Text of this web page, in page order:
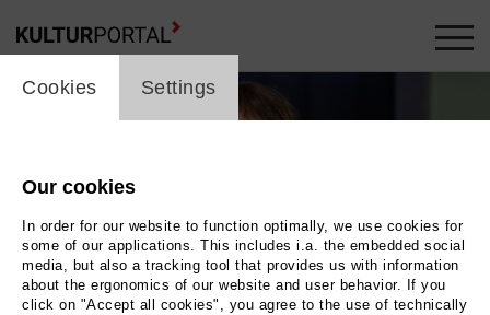
cookie_layer
Cookies Settings
Our cookies
In order for our website to function optimally, we use cookies for
some of our applications. This includes i.a. the embedded social
media, but also a tracking tool that provides us with information
about the ergonomics of our website and user behavior. If you
click on "Accept all cookies", you agree to the use of technically